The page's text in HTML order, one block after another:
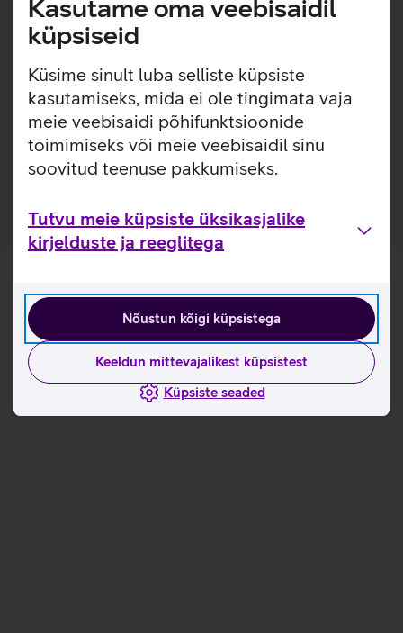
Kasutame oma veebisaidil
küpsiseid
Küsime sinult luba selliste küpsiste
kasutamiseks, mida ei ole tingimata vaja
meie veebisaidi põhifunktsioonide
toimimiseks või meie veebisaidil sinu
soovitud teenuse pakkumiseks.
Tutvu meie küpsiste üksikasjalike
kirjelduste ja reeglitega
Nõustun kõigi küpsistega
Keeldun mittevajalikest küpsistest
Küpsiste seaded
Kaitseklaas on kriimustustele 3x vastupidavam, kui
eelneva generatsiooni PanzerGlass kaitseklaasid.
PanzerGlass kaitseklaasid).
Pakendis on kaasas raam, mis teeb koduse kaitseklaasi
paigalduse mugavamaks. Paigaldusraam on valmistatud
100% taaskasutatud plastikust.
Kaitseklaas on valmistatud 60% taaskasutatud klaasist.